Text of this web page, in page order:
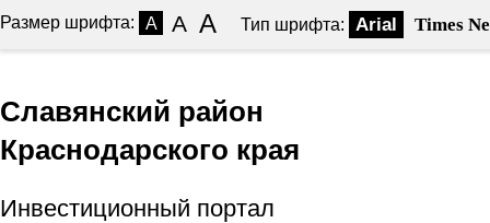
Размер шрифта: A A A Тип шрифта: Arial Times
Славянский район
Краснодарского края
Инвестиционный портал